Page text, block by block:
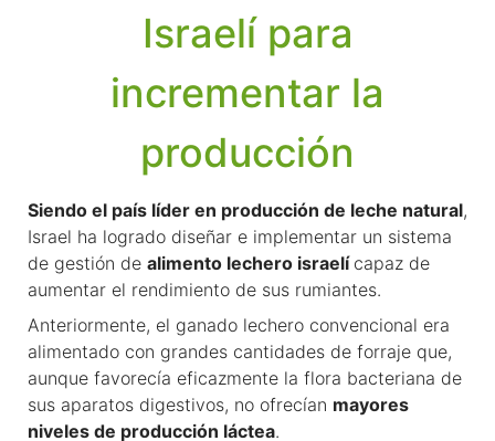
Israelí para
incrementar la
producción
Siendo el país líder en producción de leche natural,
Israel ha logrado diseñar e implementar un sistema
de gestión de alimento lechero israelí capaz de
aumentar el rendimiento de sus rumiantes.
Anteriormente, el ganado lechero convencional era
alimentado con grandes cantidades de forraje que,
aunque favorecía eficazmente la flora bacteriana de
sus aparatos digestivos, no ofrecían mayores
niveles de producción láctea.